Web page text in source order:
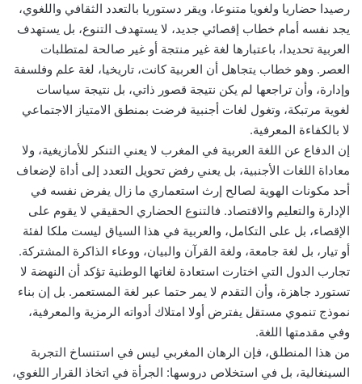
رصيدا حضاريا ولغويا متنوعا، ويقر دستوريا بالتعدد الثقافي واللغوي،
يجد نفسه أمام خطاب إقصائي جديد، لا يستهدف التنوع، بل يستهدف
العربية تحديدا، باعتبارها لغة غير منتجة أو غير صالحة لمتطلبات
العصر. وهو خطاب يتجاهل أن العربية كانت، تاريخيا، لغة علم وفلسفة
وإدارة، وأن تراجعها لم يكن نتيجة قصور ذاتي، بل نتيجة سياسات
لغوية مرتبكة، وتغول لغات أجنبية فرضت بمنطق الامتياز الاجتماعي
لا بالكفاءة المعرفية.
إن الدفاع عن اللغة العربية في المغرب لا يعني التنكر للأمازيغية، ولا
معاداة اللغات الأجنبية، بل يعني رفض تحويل التعدد إلى أداة لإضعاف
أحد مكونات الهوية لصالح إرث استعماري ما زال يفرض نفسه في
الإدارة والتعليم والاقتصاد. فالتنوع الحضاري الحقيقي لا يقوم على
الإقصاء، بل على التكامل، والعربية في هذا السياق ليست ملكا لفئة
أو تيار، بل لغة جامعة، ولغة القرآن والبيان، ووعاء الذاكرة المشتركة.
تجارب الدول التي اختارت استعادة لغاتها الوطنية تؤكد أن النهضة لا
تستورد جاهزة، وأن التقدم لا يمر حتما عبر لغة المستعمر. بل إن بناء
نموذج تنموي مستقل يفترض أولا امتلاك أدواته الرمزية والمعرفية،
وفي مقدمتها اللغة.
من هذا المنطلق، فإن الرهان المغربي ليس في استنساخ التجربة
السينغالية، بل في استخلاص دروسها: الجرأة في اتخاذ القرار اللغوي،